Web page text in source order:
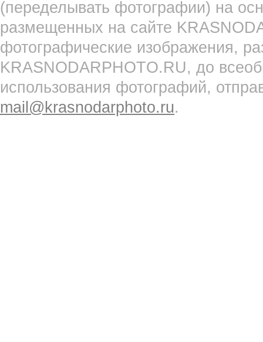
(переделывать фотографии) на
размещенных на сайте
фотографические изображения,
KRASNODARPHOTO.RU, до
использования фотографий,
mail@krasnodarphoto.ru.